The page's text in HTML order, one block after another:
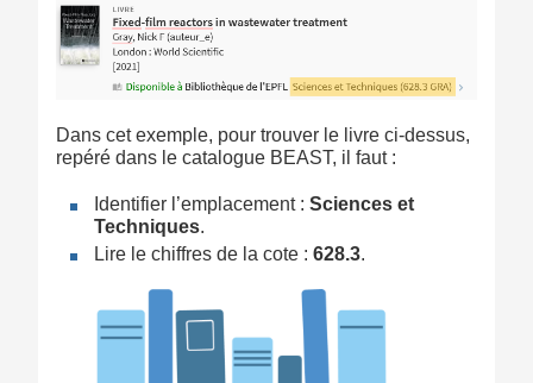
Dans cet exemple, pour trouver le livre ci-dessus,
repéré dans le catalogue BEAST, il faut :
Identifier l’emplacement : Sciences et
Techniques.
Lire le chiffres de la cote : 628.3.